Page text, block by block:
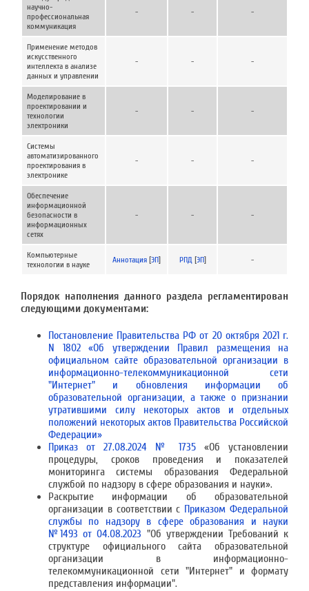
научно-
профессиональная
коммуникация
- - -
Применение методов
искусственного
интеллекта в анализе
данных и управлении
- - -
Моделирование в
проектировании и
технологии
электроники
- - -
Системы
автоматизированного
проектирования в
электронике
- - -
Обеспечение
информационной
безопасности в
информационных
сетях
- - -
Компьютерные
технологии в науке
Аннотация [ЭП] РПД [ЭП] -
Порядок наполнения данного раздела регламентирован
следующими документами:
Постановление Правительства РФ от 20 октября 2021 г.
N 1802 «Об утверждении Правил размещения на
официальном сайте образовательной организации в
информационно-телекоммуникационной сети
"Интернет" и обновления информации об
образовательной организации, а также о признании
утратившими силу некоторых актов и отдельных
положений некоторых актов Правительства Российской
Федерации»
Приказ от 27.08.2024 № 1735 «Об установлении
процедуры, сроков проведения и показателей
мониторинга системы образования Федеральной
службой по надзору в сфере образования и науки».
Раскрытие информации об образовательной
организации в соответствии с Приказом Федеральной
службы по надзору в сфере образования и науки
№1493 от 04.08.2023 "Об утверждении Требований к
структуре официального сайта образовательной
организации в информационно-
телекоммуникационной сети "Интернет" и формату
представления информации".